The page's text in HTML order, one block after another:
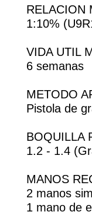
RELACION
1:10%
VIDA UTIL
6 semanas
METODO
Pistola de
BOQUILLA
1.2 - 1.4
MANOS
2 manos
1 mano de